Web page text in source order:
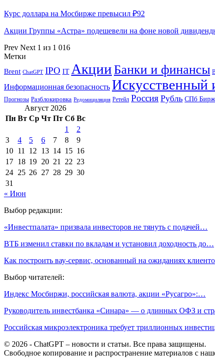
Курс доллара на Мосбирже превысил ₽92
Акции Группы «Астра» подешевели на фоне новой
Prev Next 1 из 1 016
Метки
Brent ChatGPT IPO IT АкцииБанки и финансы
Информационная безопасность Искусственный
Прогнозы Разблокировка Редомициляция Ретейл Россия Рубль СПб
Август 2026
Пн Вт Ср Чт Пт Сб Вс
1
2
3
4 5 6 7 8
9
10 11 12 13 14 15 16
17 18 19 20 21 22 23
24 25 26 27 28 29 30
31
« Июн
Выбор редакции:
«Инвестпалата» призвала инвесторов не тянуть с подачей…
ВТБ изменил ставки по вкладам и установил доходность до…
Как построить вау-сервис, основанный на ожиданиях
Выбор читателей:
Индекс Мосбиржи, российская валюта, акции «Русагро»:…
Руководитель инвестбанка ‎«Синара» — о длинных ОФЗ и
Российская микроэлектроника требует триллионных
© 2026 - ChatGPT – новости и статьи. Все права защищены.
Свободное копирование и распространение материалов с